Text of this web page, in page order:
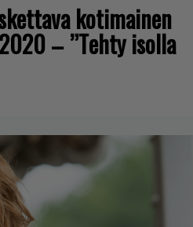
kotimainen
– ”Tehty isolla